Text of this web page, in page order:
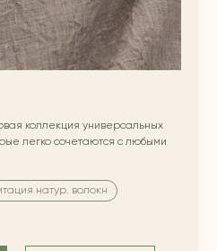
коллекция универсальных
легко сочетаются с любыми
натур. волокн